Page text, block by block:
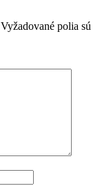
Vyžadované polia sú